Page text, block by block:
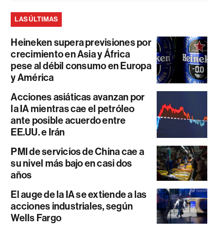
LAS ÚLTIMAS
Heineken supera previsiones por
crecimiento en Asia y África
pese al débil consumo en Europa
y América
Acciones asiáticas avanzan por
la IA mientras cae el petróleo
ante posible acuerdo entre
EE.UU. e Irán
PMI de servicios de China cae a
su nivel más bajo en casi dos
años
El auge de la IA se extiende a las
acciones industriales, según
Wells Fargo